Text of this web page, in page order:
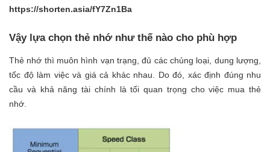
https://shorten.asia/fY7Zn1Ba
Vậy lựa chọn thẻ nhớ như thế nào cho phù hợp
Thẻ nhớ thì muôn hình vạn trạng, đủ các chủng loại, dung lượng,
tốc độ làm việc và giá cả khác nhau. Do đó, xác định đúng nhu
cầu và khả năng tài chính là tối quan trọng cho việc mua thẻ
nhớ.